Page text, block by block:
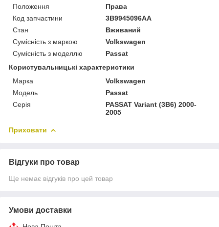
Положення
Права
Код запчастини
3B9945096AA
Стан
Вживаний
Сумісність з маркою
Volkswagen
Сумісність з моделлю
Passat
Користувальницькі характеристики
Марка
Volkswagen
Модель
Passat
Серія
PASSAT Variant (3B6) 2000-
2005
Приховати
Відгуки про товар
Ще немає відгуків про цей товар
Умови доставки